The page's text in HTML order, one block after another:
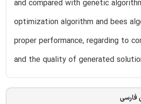
and compared with genetic
optimization algorithm and bees
proper performance, regarding to
and the quality of generated
فارسی